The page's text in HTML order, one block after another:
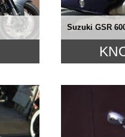
Suzuki GSR